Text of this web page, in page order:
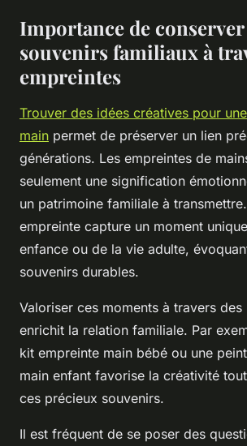
Importance de conserver
souvenirs familiaux à
empreintes
Trouver des idées créatives pour
main permet de préserver un lien
générations. Les empreintes de
seulement une signification
un patrimoine familiale à
empreinte capture un moment
enfance ou de la vie adulte,
souvenirs durables.
Valoriser ces moments à travers
enrichit la relation familiale. Par
kit empreinte main bébé ou une
main enfant favorise la créativité
ces précieux souvenirs.
Il est fréquent de se poser des